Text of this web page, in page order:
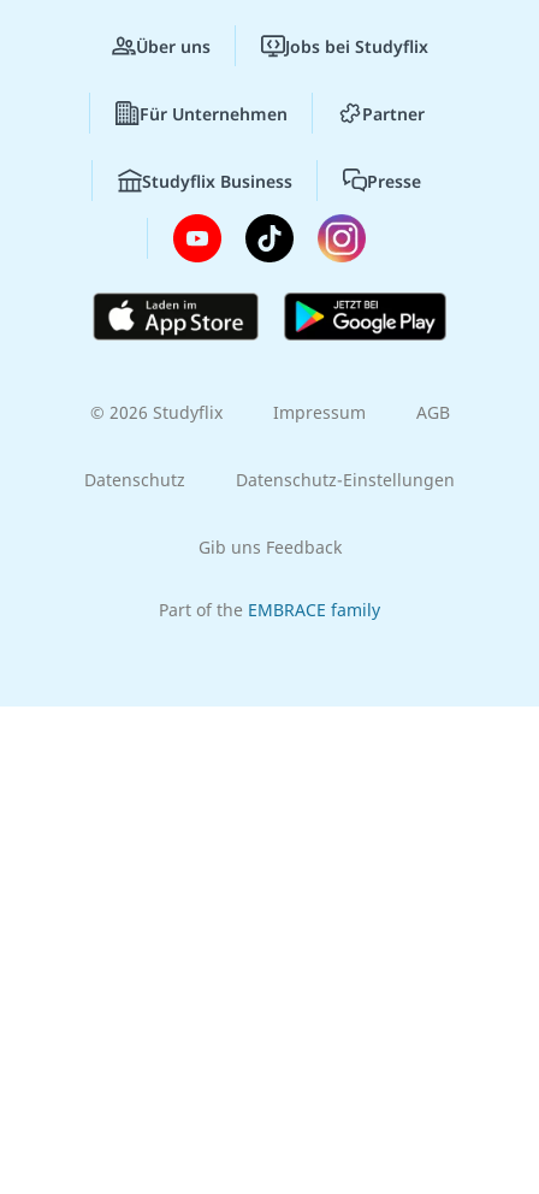
Über uns Jobs bei Studyflix
Für Unternehmen Partner
Studyflix Business Presse
© 2026 Studyflix Impressum AGB
Datenschutz Datenschutz-Einstellungen
Gib uns Feedback
Part of the EMBRACE family